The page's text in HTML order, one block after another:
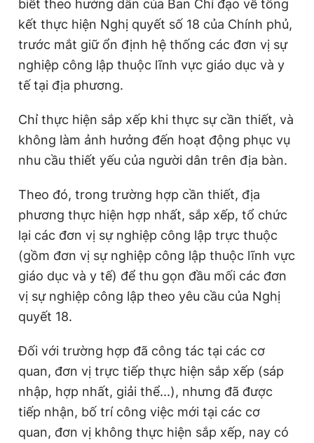
biết theo hướng dẫn của Ban Chỉ đạo về tổng
kết thực hiện Nghị quyết số 18 của Chính phủ,
trước mắt giữ ổn định hệ thống các đơn vị sự
nghiệp công lập thuộc lĩnh vực giáo dục và y
tế tại địa phương.
Chỉ thực hiện sắp xếp khi thực sự cần thiết, và
không làm ảnh hưởng đến hoạt động phục vụ
nhu cầu thiết yếu của người dân trên địa bàn.
Theo đó, trong trường hợp cần thiết, địa
phương thực hiện hợp nhất, sắp xếp, tổ chức
lại các đơn vị sự nghiệp công lập trực thuộc
(gồm đơn vị sự nghiệp công lập thuộc lĩnh vực
giáo dục và y tế) để thu gọn đầu mối các đơn
vị sự nghiệp công lập theo yêu cầu của Nghị
quyết 18.
Đối với trường hợp đã công tác tại các cơ
quan, đơn vị trực tiếp thực hiện sắp xếp (sáp
nhập, hợp nhất, giải thể...), nhưng đã được
tiếp nhận, bố trí công việc mới tại các cơ
quan, đơn vị không thực hiện sắp xếp, nay có